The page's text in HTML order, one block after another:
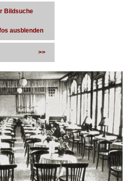
Bildsuche
ausblenden
>>